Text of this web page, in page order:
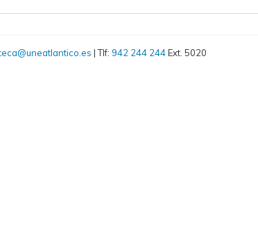
| Tlf: 942 244 244Ext. 5020